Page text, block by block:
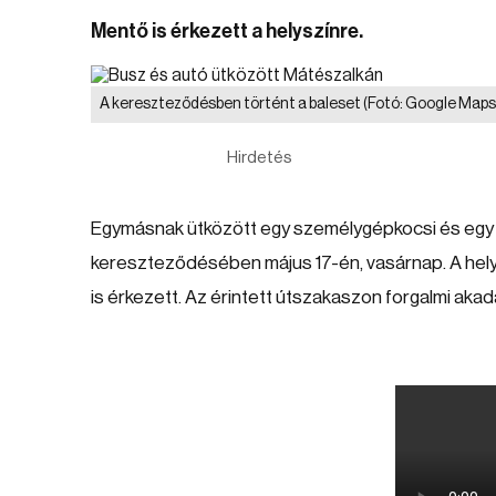
Mentő is érkezett a helyszínre.
A kereszteződésben történt a baleset (Fotó: Google
Hirdetés
Egymásnak ütközött egy személygépkocsi és
kereszteződésében május 17-én, vasárnap. A
is érkezett. Az érintett útszakaszon forgalmi